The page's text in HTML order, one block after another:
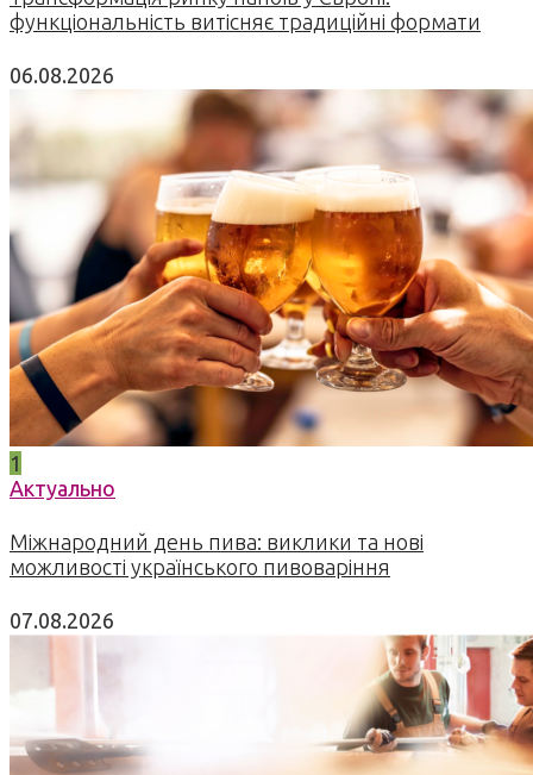
функціональність витісняє традиційні формати
06.08.2026
1
Актуально
Міжнародний день пива: виклики та нові
можливості українського пивоваріння
07.08.2026